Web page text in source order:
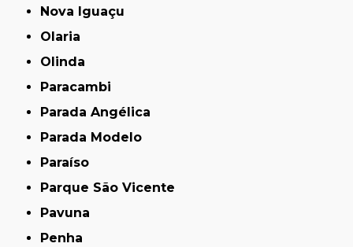
Nova Iguaçu
Olaria
Olinda
Paracambi
Parada Angélica
Parada Modelo
Paraíso
Parque São Vicente
Pavuna
Penha